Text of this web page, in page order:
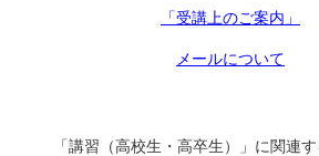
「受講上のご案内」
メールについて
「講習（高校生・高卒生）」に関連